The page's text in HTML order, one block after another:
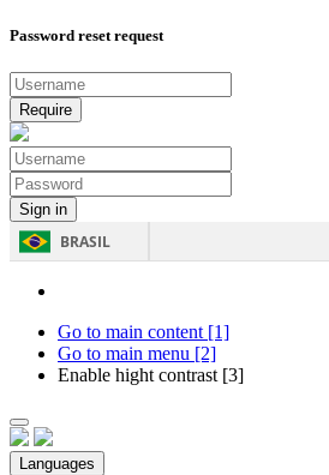
Password reset request
BRASIL
Go to main content [1]
Go to main menu [2]
Enable hight contrast [3]
Languages